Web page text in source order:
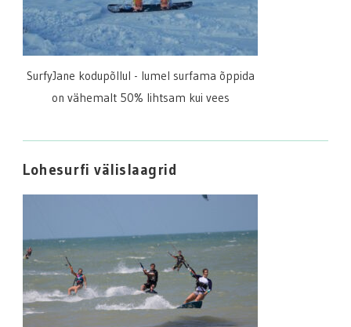
SurfyJane kodupõllul - lumel surfama õppida
on vähemalt 50% lihtsam kui vees
Lohesurfi välislaagrid